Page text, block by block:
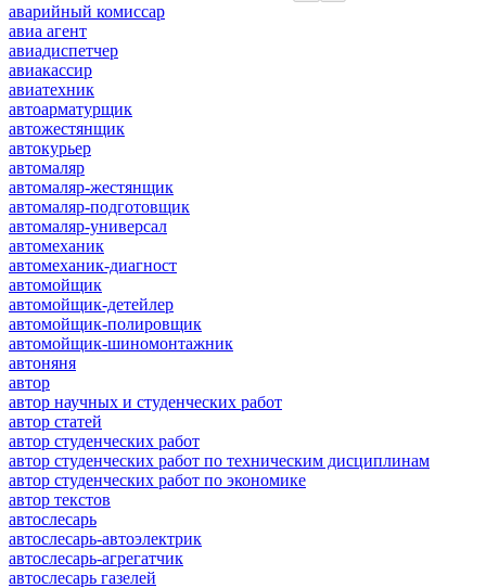
аварийный комиссар
авиа агент
авиадиспетчер
авиакассир
авиатехник
автоарматурщик
автожестянщик
автокурьер
автомаляр
автомаляр-жестянщик
автомаляр-подготовщик
автомаляр-универсал
автомеханик
автомеханик-диагност
автомойщик
автомойщик-детейлер
автомойщик-полировщик
автомойщик-шиномонтажник
автоняня
автор
автор научных и студенческих работ
автор статей
автор студенческих работ
автор студенческих работ по техническим дисциплинам
автор студенческих работ по экономике
автор текстов
автослесарь
автослесарь-автоэлектрик
автослесарь-агрегатчик
автослесарь газелей